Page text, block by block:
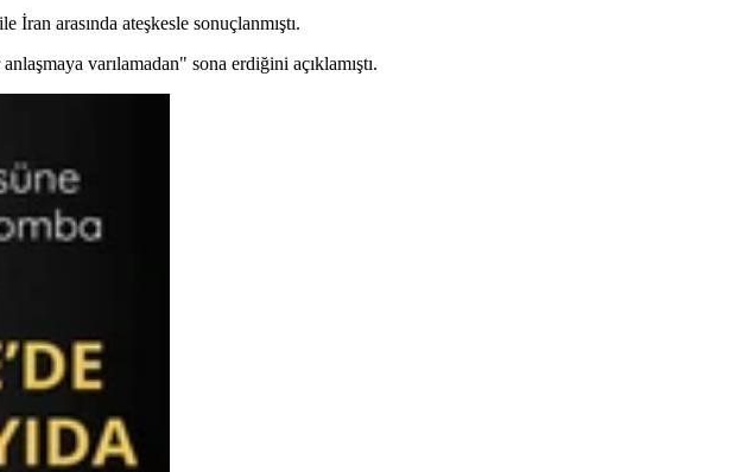
arasında ateşkesle sonuçlanmıştı.
varılamadan" sona erdiğini açıklamıştı.